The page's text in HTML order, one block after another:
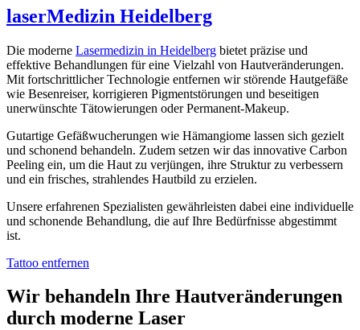
laserMedizin Heidelberg
Die moderne Lasermedizin in Heidelberg bietet präzise und
effektive Behandlungen für eine Vielzahl von Hautveränderungen.
Mit fortschrittlicher Technologie entfernen wir störende Hautgefäße
wie Besenreiser, korrigieren Pigmentstörungen und beseitigen
unerwünschte Tätowierungen oder Permanent-Makeup.
Gutartige Gefäßwucherungen wie Hämangiome lassen sich gezielt
und schonend behandeln. Zudem setzen wir das innovative Carbon
Peeling ein, um die Haut zu verjüngen, ihre Struktur zu verbessern
und ein frisches, strahlendes Hautbild zu erzielen.
Unsere erfahrenen Spezialisten gewährleisten dabei eine individuelle
und schonende Behandlung, die auf Ihre Bedürfnisse abgestimmt
ist.
Tattoo entfernen
Wir behandeln Ihre Hautveränderungen
durch moderne Laser